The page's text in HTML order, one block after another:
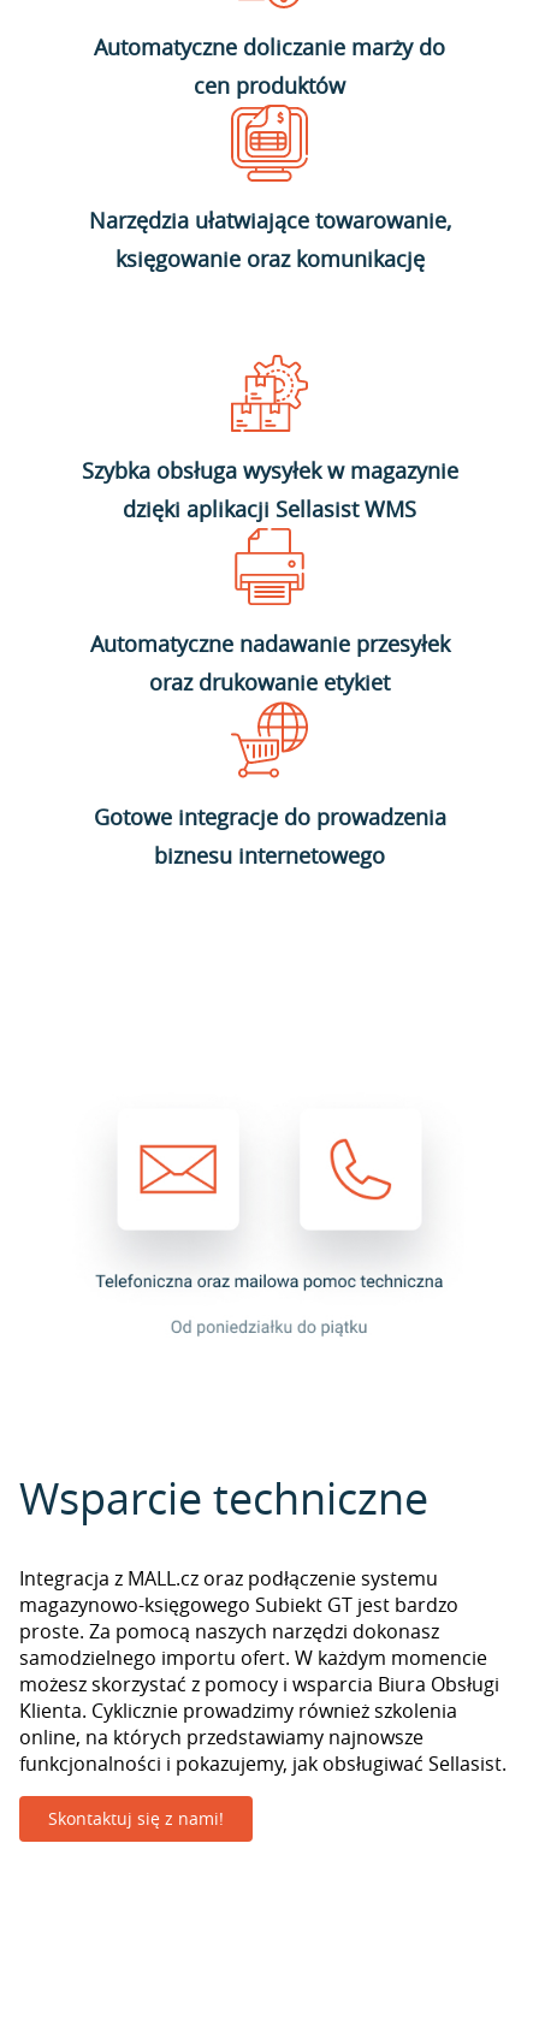
Automatyczne doliczanie marży do
cen produktów
Narzędzia ułatwiające towarowanie,
księgowanie oraz komunikację
Szybka obsługa wysyłek w magazynie
dzięki aplikacji Sellasist WMS
Automatyczne nadawanie przesyłek
oraz drukowanie etykiet
Gotowe integracje do prowadzenia
biznesu internetowego
Wsparcie techniczne
Integracja z MALL.cz oraz podłączenie systemu
magazynowo-księgowego Subiekt GT jest bardzo
proste. Za pomocą naszych narzędzi dokonasz
samodzielnego importu ofert. W każdym momencie
możesz skorzystać z pomocy i wsparcia Biura Obsługi
Klienta. Cyklicznie prowadzimy również szkolenia
online, na których przedstawiamy najnowsze
funkcjonalności i pokazujemy, jak obsługiwać Sellasist.
Skontaktuj się z nami!